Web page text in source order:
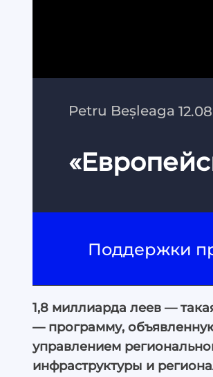
Petru Beșleaga
Поддержки
1,8 миллиарда леев —
— программу,
управлением
инфраструктуры и